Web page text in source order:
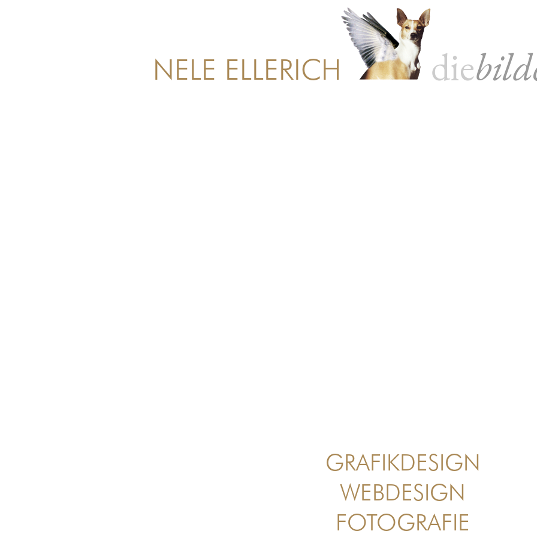
NELE ELLERICH die
GRAFIKDESIGN
WEBDESIGN
FOTOGRAFIE